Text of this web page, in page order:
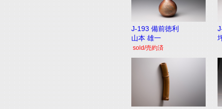
J-193 備前徳利
山本 雄一
sold/売約済